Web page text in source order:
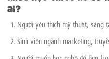
ai?
Người yêu thích mỹ thuật, sáng
Sinh viên ngành marketing,